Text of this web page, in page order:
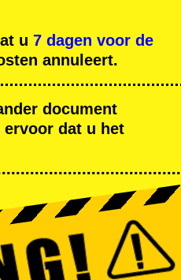
u 7 dagen voor de
annuleert.
document
ervoor dat u het